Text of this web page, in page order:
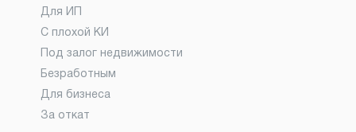
Для ИП
С плохой КИ
Под залог недвижимости
Безработным
Для бизнеса
За откат